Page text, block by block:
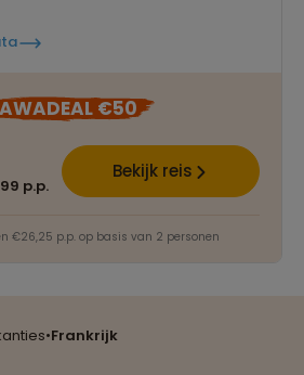
•Frankrijk
€50
p.p.
Bekijk reis
€26,25 p.p. op basis van 2 personen